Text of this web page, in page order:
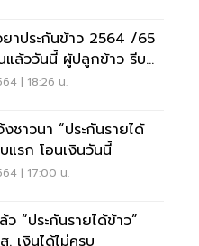
ยาประกันข้าว 2564 /65
แล้ววันนี้ ผู้ปลูกข้าว รีบ
| 18:26 น.
“ประกันรายได้
แรก โอนเงินวันนี้
| 17:00 น.
ว “ประกันรายได้ข้าว”
. เงินได้ไม่ครบ